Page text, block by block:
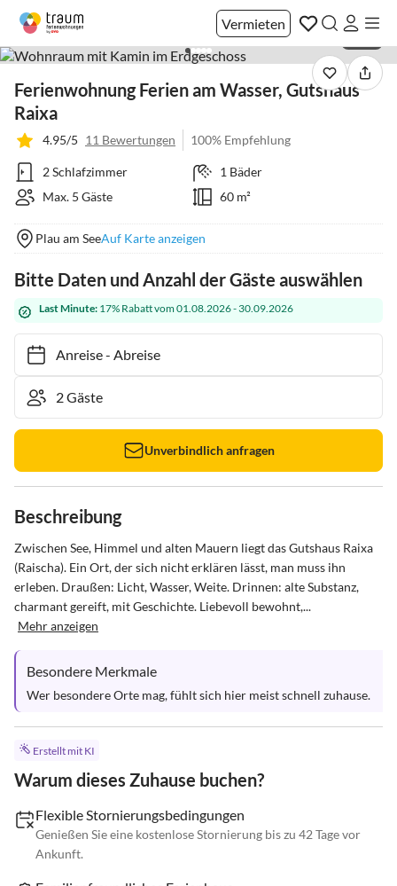
Vermieten
Ferienwohnung Ferien am Wasser, Gutshaus
Raixa
4.95/5 11 Bewertungen 100% Empfehlung
2 Schlafzimmer
1 Bäder
Max. 5 Gäste
60 m²
Plau am SeeAuf Karte anzeigen
Bitte Daten und Anzahl der Gäste auswählen
Last Minute: 17% Rabatt vom 01.08.2026 - 30.09.2026
Anreise- Abreise
Unverbindlich anfragen
Beschreibung
Zwischen See, Himmel und alten Mauern liegt das Gutshaus Raixa
(Raischa). Ein Ort, der sich nicht erklären lässt, man muss ihn
erleben. Draußen: Licht, Wasser, Weite. Drinnen: alte Substanz,
charmant gereift, mit Geschichte. Liebevoll bewohnt,...
Mehr anzeigen
Besondere Merkmale
Wer besondere Orte mag, fühlt sich hier meist schnell zuhause.
Erstellt mit KI
Warum dieses Zuhause buchen?
Flexible Stornierungsbedingungen
Genießen Sie eine kostenlose Stornierung bis zu 42 Tage vor
Ankunft.